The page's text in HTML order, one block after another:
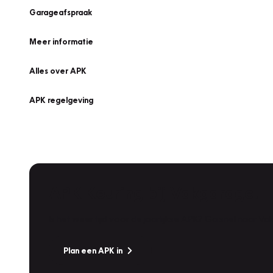
Garageafspraak
Meer informatie
Alles over APK
APK regelgeving
Plan een APK in